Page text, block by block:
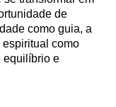
de
como guia, a
como
equilíbrio e